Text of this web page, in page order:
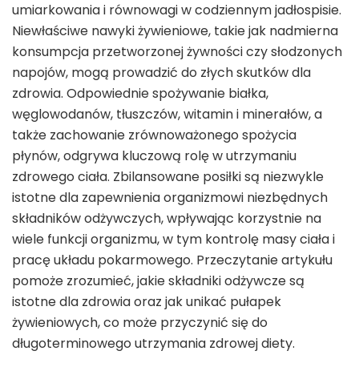
umiarkowania i równowagi w codziennym jadłospisie.
Niewłaściwe nawyki żywieniowe, takie jak nadmierna
konsumpcja przetworzonej żywności czy słodzonych
napojów, mogą prowadzić do złych skutków dla
zdrowia. Odpowiednie spożywanie białka,
węglowodanów, tłuszczów, witamin i minerałów, a
także zachowanie zrównoważonego spożycia
płynów, odgrywa kluczową rolę w utrzymaniu
zdrowego ciała. Zbilansowane posiłki są niezwykle
istotne dla zapewnienia organizmowi niezbędnych
składników odżywczych, wpływając korzystnie na
wiele funkcji organizmu, w tym kontrolę masy ciała i
pracę układu pokarmowego. Przeczytanie artykułu
pomoże zrozumieć, jakie składniki odżywcze są
istotne dla zdrowia oraz jak unikać pułapek
żywieniowych, co może przyczynić się do
długoterminowego utrzymania zdrowej diety.